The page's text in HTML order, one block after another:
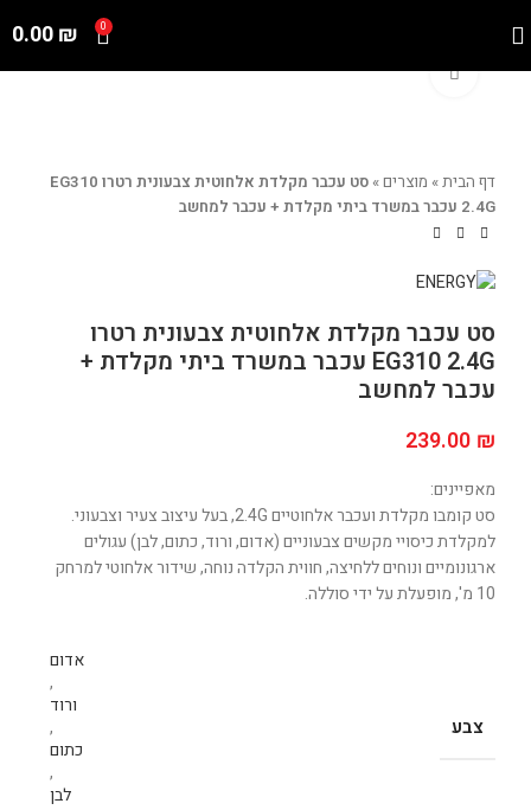
0
0.00₪
Click to enlarge
דף הבית» מוצרים»
סט עכבר מקלדת אלחוטית צבעונית רטרו EG310
2.4G עכבר במשרד ביתי מקלדת + עכבר למחשב
סט עכבר מקלדת אלחוטית צבעונית רטרו
EG310 2.4G עכבר במשרד ביתי מקלדת +
עכבר למחשב
239.00 ₪
מאפיינים:
סט קומבו מקלדת ועכבר אלחוטיים 2.4G, בעל עיצוב צעיר וצבעוני.
למקלדת כיסויי מקשים צבעוניים (אדום, ורוד, כתום, לבן) עגולים
ארגונומיים ונוחים ללחיצה, חווית הקלדה נוחה, שידור אלחוטי למרחק
10 מ', מופעלת על ידי סוללה.
צבע
אדום
,
ורוד
,
כתום
,
לבן